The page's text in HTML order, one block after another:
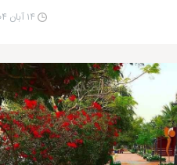
۱۴ آبان ۰۴